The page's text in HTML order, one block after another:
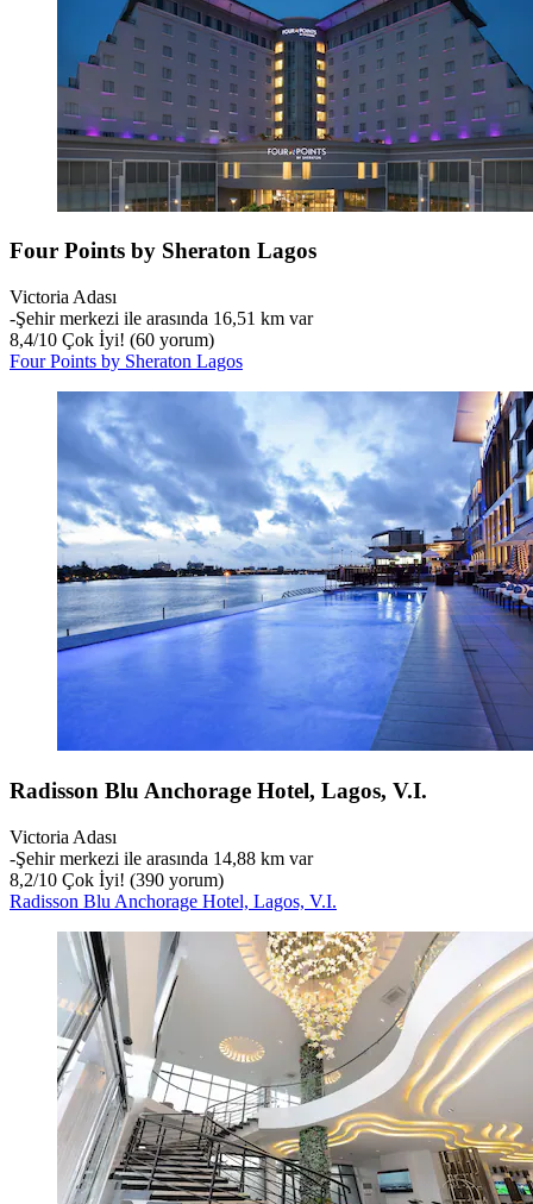
Four Points by Sheraton Lagos
Victoria Adası
‐Şehir merkezi ile arasında 16,51 km var
8,4/10 Çok İyi! (60 yorum)
Four Points by Sheraton Lagos
Radisson Blu Anchorage Hotel, Lagos, V.I.
Victoria Adası
‐Şehir merkezi ile arasında 14,88 km var
8,2/10 Çok İyi! (390 yorum)
Radisson Blu Anchorage Hotel, Lagos, V.I.